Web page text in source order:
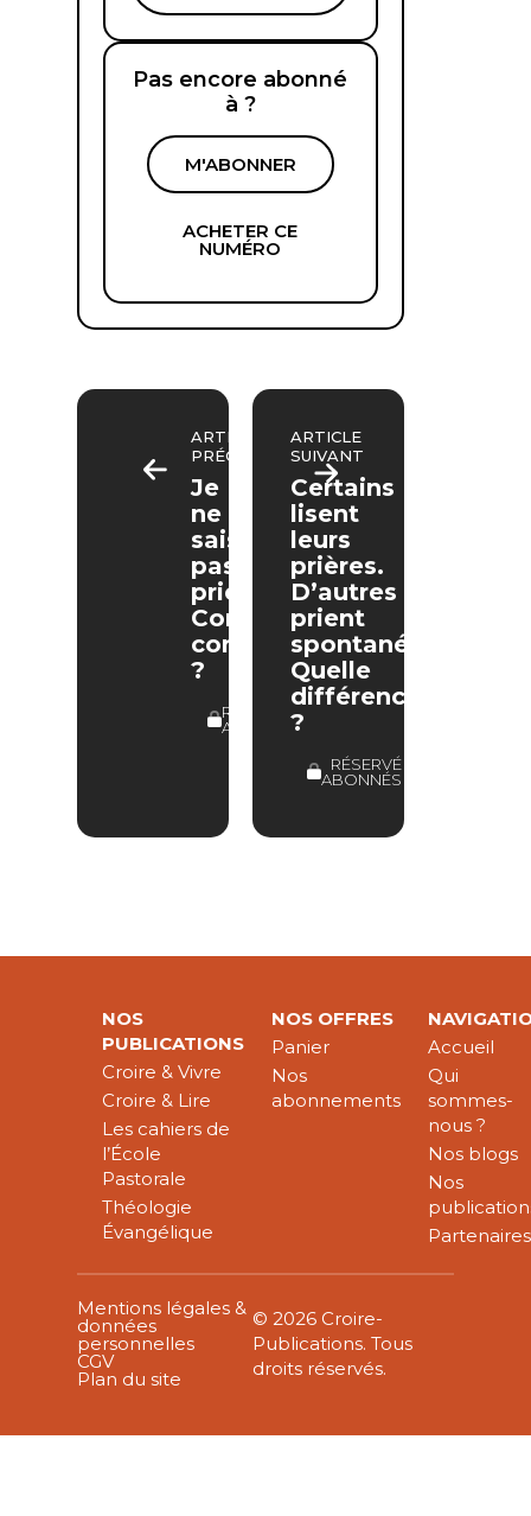
Pas encore abonné
à ?
M'ABONNER
ACHETER CE
NUMÉRO
ARTICLE
PRÉCÉDENT
Je
ne
sais
pas
prier.
Comment
commencer
?
RÉSERVÉ
ABONNÉS
ARTICLE
SUIVANT
Certains
lisent
leurs
prières.
D’autres
prient
spontanément.
Quelle
différence
?
RÉSERVÉ
ABONNÉS
NOS
PUBLICATIONS
Croire & Vivre
Croire & Lire
Les cahiers de
l’École
Pastorale
Théologie
Évangélique
NOS OFFRES
Panier
Nos
abonnements
Accueil
Qui
sommes-
nous ?
Nos blogs
Nos
Partenaires
Mentions légales &
données
personnelles
CGV
Plan du site
© 2026 Croire-
Publications. Tous
droits réservés.